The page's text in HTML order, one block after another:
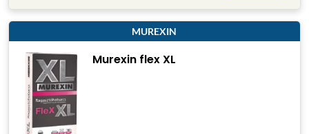
MUREXIN
Murexin flex XL